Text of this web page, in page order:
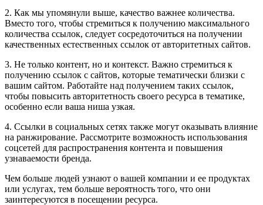
2. Как мы упомянули выше, качество важнее количества.
Вместо того, чтобы стремиться к получению максимального
количества ссылок, следует сосредоточиться на получении
качественных естественных ссылок от авторитетных сайтов.
3. Не только контент, но и контекст. Важно стремиться к
получению ссылок с сайтов, которые тематически близки с
вашим сайтом. Работайте над получением таких ссылок,
чтобы повысить авторитетность своего ресурса в тематике,
особенно если ваша ниша узкая.
4. Ссылки в социальных сетях также могут оказывать влияние
на ранжирование. Рассмотрите возможность использования
соцсетей для распространения контента и повышения
узнаваемости бренда.
Чем больше людей узнают о вашей компании и ее продуктах
или услугах, тем больше вероятность того, что они
заинтересуются в посещении ресурса.